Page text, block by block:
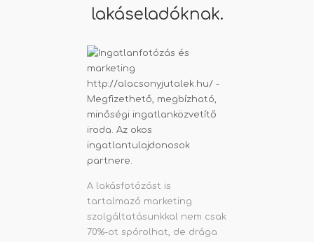
lakáseladóknak.
A lakásfotózást is
tartalmazó marketing
szolgáltatásunkkal nem csak
70%-ot spórolhat, de drága